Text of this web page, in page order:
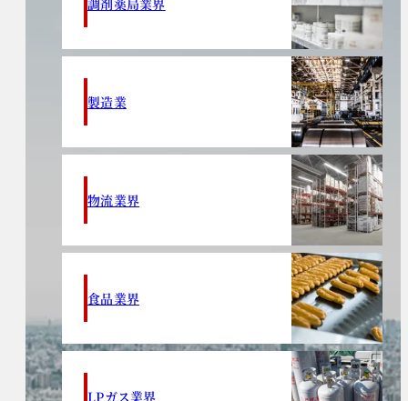
調剤薬局業界
製造業
物流業界
食品業界
LPガス業界